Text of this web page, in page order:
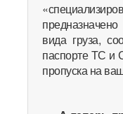
вида груза,
паспорте ТС и
пропуска на